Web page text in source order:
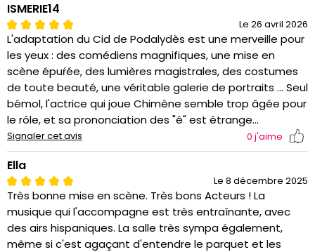
ISMERIE14
Le 26 avril 2026
L'adaptation du Cid de Podalydès est une merveille pour
les yeux : des comédiens magnifiques, une mise en
scène épuŕée, des lumières magistrales, des costumes
de toute beauté, une véritable galerie de portraits ... Seul
bémol, l'actrice qui joue Chimène semble trop âgée pour
le rôle, et sa prononciation des "é" est étrange...
Signaler cet avis 0 j'aime
Ella
Le 8 décembre 2025
Très bonne mise en scène. Très bons Acteurs ! La
musique qui l'accompagne est très entraînante, avec
des airs hispaniques. La salle très sympa également,
même si c'est agaçant d'entendre le parquet et les